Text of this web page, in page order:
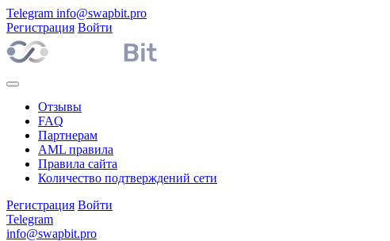
Telegram info@swapbit.pro
Регистрация Войти
Отзывы
FAQ
Партнерам
AML правила
Правила сайта
Количество подтверждений сети
Регистрация Войти
Telegram
info@swapbit.pro